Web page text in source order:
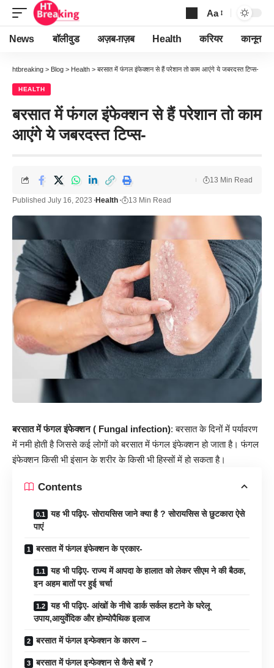
Font
Resizer
Aa
News बॉलीवुड अज़ब-ग़ज़ब Health करियर कानून
htbreaking > Blog > Health > बरसात में फंगल इंफेक्शन से हैं परेशान तो काम आएंगे ये जबरदस्त टिप्स-
HEALTH
बरसात में फंगल इंफेक्शन से हैं परेशान तो काम
आएंगे ये जबरदस्त टिप्स-
Published July 16, 2023 Health 13 Min Read
13 Min Read
बरसात में फंगल इंफेक्शन ( Fungal infection): बरसात के दिनों में पर्यावरण
में नमी होती है जिससे कई लोगों को बरसात में फंगल इंफेक्शन हो जाता है। फंगल
इंफेक्शन किसी भी इंसान के शरीर के किसी भी हिस्सों में हो सकता है।
Contents
यह भी पढ़िए- सोरायसिस जाने क्या है ? सोरायसिस से छुटकारा ऐसे
पाएं
बरसात में फंगल इंफेक्शन के प्रकार-
यह भी पढ़िए- राज्य में आपदा के हालात को लेकर सीएम ने की बैठक,
इन अहम बातों पर हुई चर्चा
यह भी पढ़िए- आंखों के नीचे डार्क सर्कल हटाने के घरेलू
उपाय,आयुर्वेदिक और होम्योपैथिक इलाज
बरसात में फंगल इन्फेक्शन के कारण –
बरसात में फंगल इन्फेक्शन से कैसे बचें ?